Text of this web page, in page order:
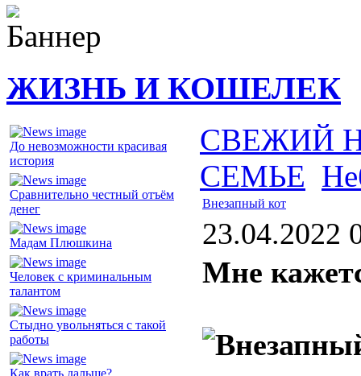
ЖИЗНЬ И КОШЕЛЕК
До невозможности красивая
история
Сравнительно честный отъём
денег
Мадам Плюшкина
Человек с криминальным
талантом
Стыдно увольняться с такой
работы
СВЕЖИЙ
СЕМЬЕ
Внезапный кот
23.04.2022
Мне